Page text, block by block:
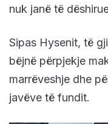
nuk janë të
Sipas Hysenit, të
bëjnë përpjekje
marrëveshje dhe
javëve të fundit.